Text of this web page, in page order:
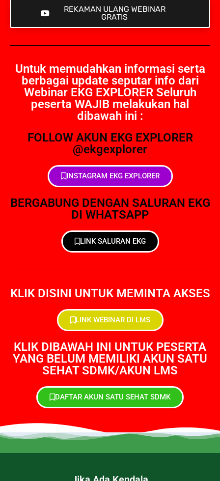
REKAMAN ULANG WEBINAR
GRATIS
Untuk memudahkan informasi serta
berbagai update seputar info dari
Webinar EKG EXPLORER Seluruh
peserta WAJIB melakukan hal
dibawah ini :
FOLLOW AKUN EKG EXPLORER
@ekgexplorer
INSTAGRAM EKG EXPLORER
BERGABUNG DENGAN SALURAN EKG
DI WHATSAPP
LINK SALURAN EKG
KLIK DISINI UNTUK MEMINTA AKSES
LINK WEBINAR DI LMS
KLIK DIBAWAH INI UNTUK PESERTA
YANG BELUM MEMILIKI AKUN SATU
SEHAT SDMK/AKUN LMS
DAFTAR AKUN SATU SEHAT SDMK